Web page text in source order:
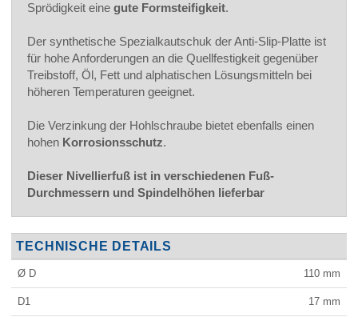
Sprödigkeit eine gute Formsteifigkeit.
Der synthetische Spezialkautschuk der Anti-Slip-Platte ist
für hohe Anforderungen an die Quellfestigkeit gegenüber
Treibstoff, Öl, Fett und alphatischen Lösungsmitteln bei
höheren Temperaturen geeignet.
Die Verzinkung der Hohlschraube bietet ebenfalls einen
hohen Korrosionsschutz.
Dieser Nivellierfuß ist in verschiedenen Fuß-
Durchmessern und Spindelhöhen lieferbar
TECHNISCHE DETAILS
Ø D 110 mm
D1 17 mm